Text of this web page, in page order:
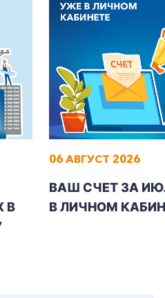
звонок
В
06 АВГУСТ 2026
ВАШ СЧЕТ ЗА
В ЛИЧНОМ